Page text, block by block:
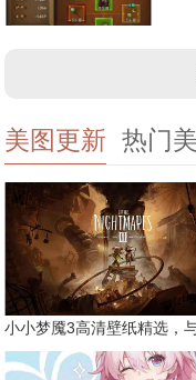
美图更新 热门